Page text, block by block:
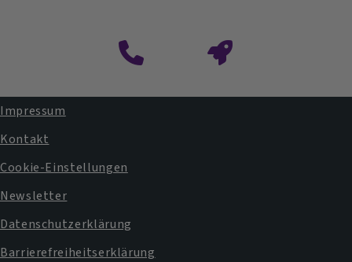
Fußbereichsmenü
Impressum
Kontakt
Cookie-Einstellungen
Newsletter
Datenschutzerklärung
Barrierefreiheitserklärung